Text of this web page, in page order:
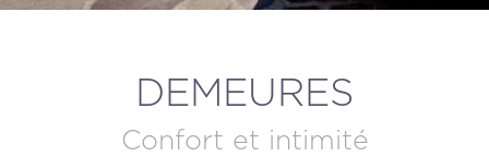
DEMEURES
Confort et intimité